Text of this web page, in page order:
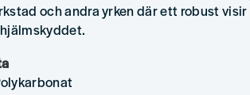
och andra yrken där ett robust